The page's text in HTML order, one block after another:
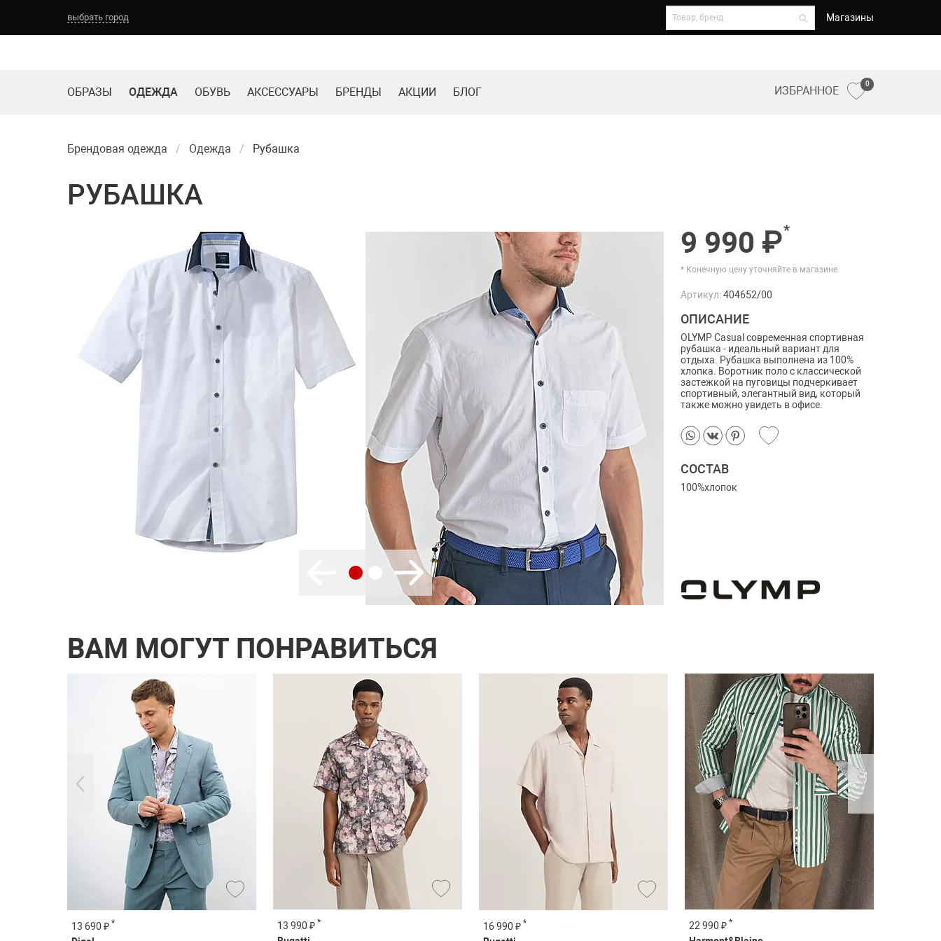
выбрать город Магазины
ОБРАЗЫ ОДЕЖДА ОБУВЬ АКСЕССУАРЫ БРЕНДЫ АКЦИИ БЛОГ ИЗБРАННОЕ
0
Брендовая одежда Одежда Рубашка
РУБАШКА
9 990 ₽*
* Конечную цену уточняйте в магазине.
Артикул:404652/00
ОПИСАНИЕ
OLYMP Casual современная спортивная
рубашка - идеальный вариант для
отдыха. Рубашка выполнена из 100%
хлопка. Воротник поло с классической
застежкой на пуговицы подчеркивает
спортивный, элегантный вид, который
также можно увидеть в офисе.
СОСТАВ
100%хлопок
ВАМ МОГУТ ПОНРАВИТЬСЯ
13 690 ₽ * 13 990 ₽ * 16 990 ₽ * 22 990 ₽ *